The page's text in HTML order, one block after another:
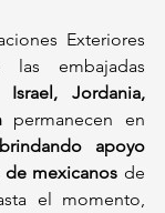
Exteriores
las embajadas
Israel, Jordania,
permanecen en
apoyo
de mexicanos de